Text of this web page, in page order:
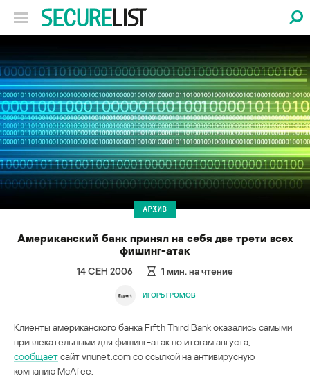
АРХИВ
Американский банк принял на себя две трети всех
фишинг-атак
14 СЕН 2006 1 мин. на чтение
ИГОРЬ ГРОМОВ
Клиенты американского банка Fifth Third Bank оказались самыми
привлекательными для фишинг-атак по итогам августа,
сообщаетсайт vnunet.com со ссылкой на антивирусную
компанию McAfee.